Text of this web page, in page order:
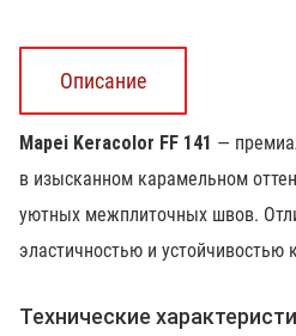
Описание
Mapei Keracolor FF 141 —
в изысканном карамельном
уютных межплиточных швов.
эластичностью и устойчивостью
Технические